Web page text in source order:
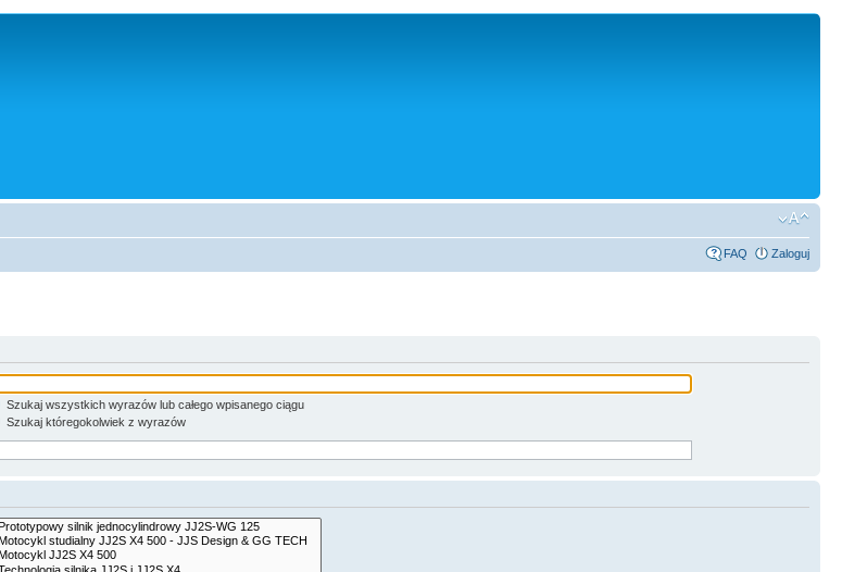
FAQ Zaloguj
Szukaj wszystkich wyrazów lub całego wpisanego ciągu
Szukaj któregokolwiek z wyrazów